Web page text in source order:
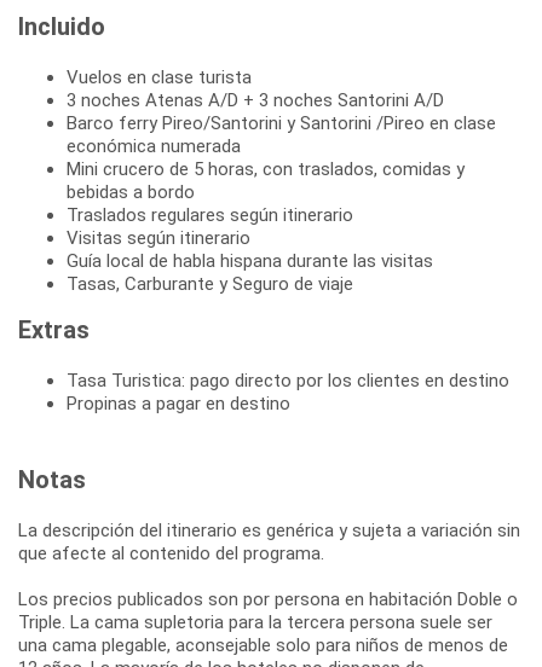
Incluido
Vuelos en clase turista
3 noches Atenas A/D + 3 noches Santorini A/D
Barco ferry Pireo/Santorini y Santorini /Pireo en clase
económica numerada
Mini crucero de 5 horas, con traslados, comidas y
bebidas a bordo
Traslados regulares según itinerario
Visitas según itinerario
Guía local de habla hispana durante las visitas
Tasas, Carburante y Seguro de viaje
Extras
Tasa Turistica: pago directo por los clientes en destino
Propinas a pagar en destino
Notas
La descripción del itinerario es genérica y sujeta a variación sin
que afecte al contenido del programa.
Los precios publicados son por persona en habitación Doble o
Triple. La cama supletoria para la tercera persona suele ser
una cama plegable, aconsejable solo para niños de menos de